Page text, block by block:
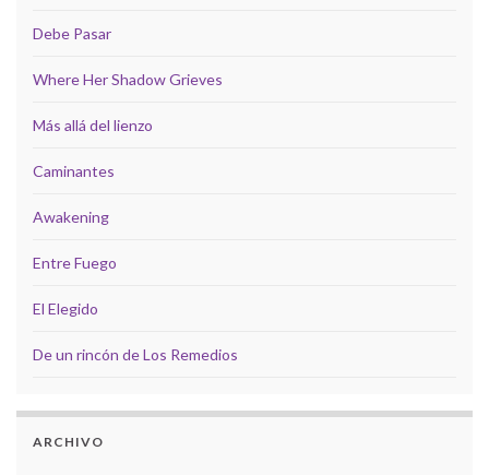
Debe Pasar
Where Her Shadow Grieves
Más allá del lienzo
Caminantes
Awakening
Entre Fuego
El Elegido
De un rincón de Los Remedios
ARCHIVO